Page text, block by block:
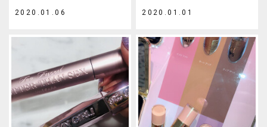
2020.01.06
ン 発売中
2020.01.01